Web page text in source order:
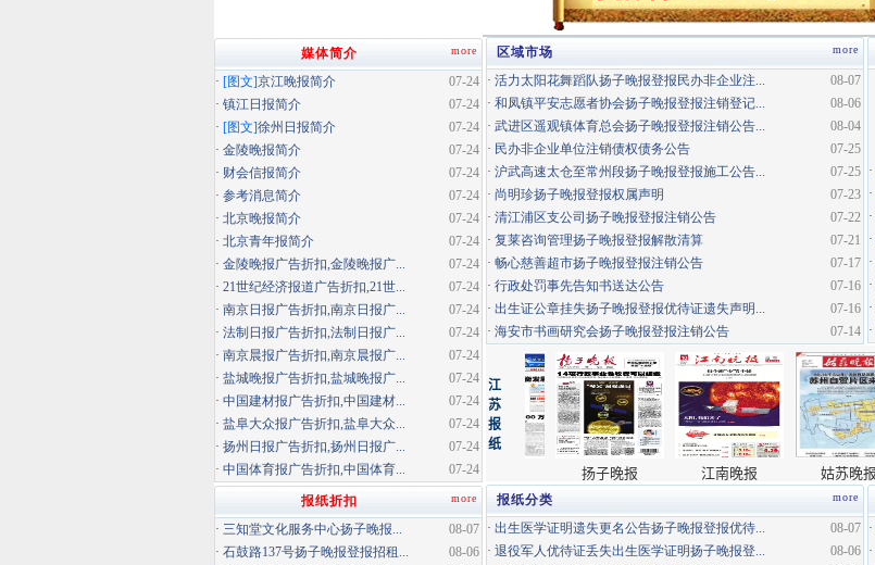
more
区域市场
08-07
· 活力太阳花舞蹈队扬子晚报登报民办非企业注...
08-06
· 和凤镇平安志愿者协会扬子晚报登报注销登记...
08-04
· 武进区遥观镇体育总会扬子晚报登报注销公告...
07-25
· 民办非企业单位注销债权债务公告
07-25
· 沪武高速太仓至常州段扬子晚报登报施工公告...
07-23
· 尚明珍扬子晚报登报权属声明
07-22
· 清江浦区支公司扬子晚报登报注销公告
07-21
· 复莱咨询管理扬子晚报登报解散清算
07-17
· 畅心慈善超市扬子晚报登报注销公告
07-16
· 行政处罚事先告知书送达公告
07-16
· 出生证公章挂失扬子晚报登报优待证遗失声明...
07-14
· 海安市书画研究会扬子晚报登报注销公告
·
·
·
·
·
·
·
·
more
报纸分类
08-07
· 出生医学证明遗失更名公告扬子晚报登报优待...
08-06
· 退役军人优待证丢失出生医学证明扬子晚报登...
·
·
more
媒体简介
07-24
· [图文]京江晚报简介
07-24
· 镇江日报简介
07-24
· [图文]徐州日报简介
07-24
· 金陵晚报简介
07-24
· 财会信报简介
07-24
· 参考消息简介
07-24
· 北京晚报简介
07-24
· 北京青年报简介
07-24
· 金陵晚报广告折扣,金陵晚报广...
07-24
· 21世纪经济报道广告折扣,21世...
07-24
· 南京日报广告折扣,南京日报广...
07-24
· 法制日报广告折扣,法制日报广...
07-24
· 南京晨报广告折扣,南京晨报广...
07-24
· 盐城晚报广告折扣,盐城晚报广...
07-24
· 中国建材报广告折扣,中国建材...
07-24
· 盐阜大众报广告折扣,盐阜大众...
07-24
· 扬州日报广告折扣,扬州日报广...
07-24
· 中国体育报广告折扣,中国体育...
more
报纸折扣
08-07
· 三知堂文化服务中心扬子晚报...
08-06
· 石鼓路137号扬子晚报登报招租...